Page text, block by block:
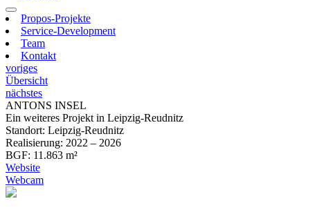
Propos-Projekte
Service-Development
Team
Kontakt
voriges
Übersicht
nächstes
ANTONS INSEL
Ein weiteres Projekt in Leipzig-Reudnitz
Standort: Leipzig-Reudnitz
Realisierung: 2022 – 2026
BGF: 11.863 m²
Website
Webcam